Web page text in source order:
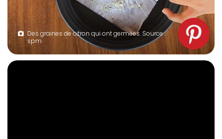
Des graines de citron qui ont germées. Source :
spm